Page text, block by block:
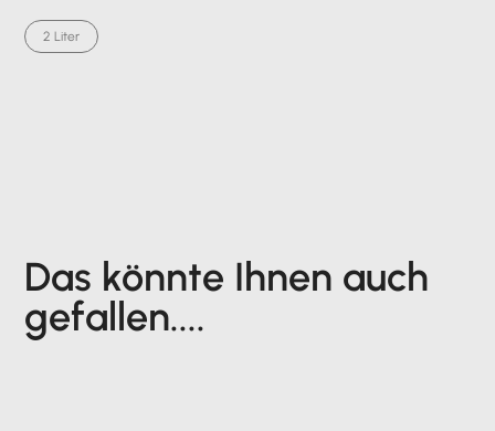
2 Liter
Das könnte Ihnen auch
gefallen....